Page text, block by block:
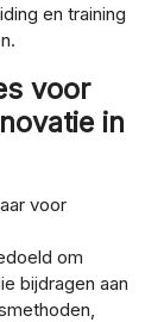
en training
voor
in
voor
om
bijdragen aan